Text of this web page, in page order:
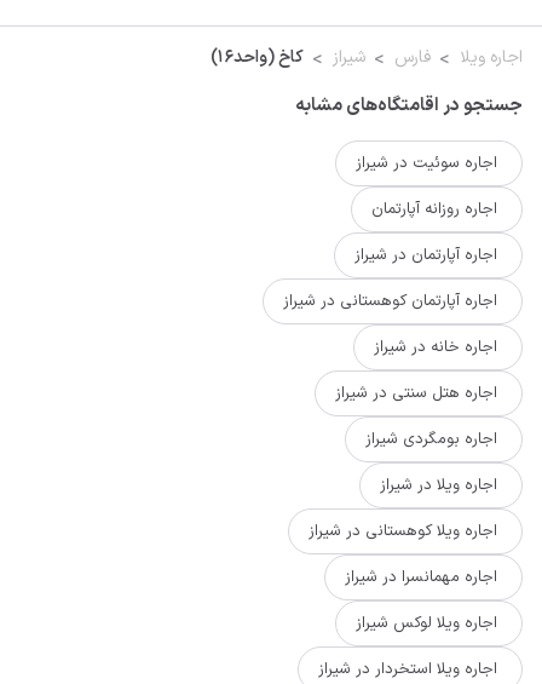
اجاره ویلا فارس شیراز کاخ (واحد۱۶)
جستجو در اقامتگاه‌های مشابه
اجاره سوئیت در شیراز
اجاره روزانه آپارتمان
اجاره آپارتمان در شیراز
اجاره آپارتمان کوهستانی در شیراز
اجاره خانه در شیراز
اجاره هتل سنتی در شیراز
اجاره بومگردی شیراز
اجاره ویلا در شیراز
اجاره ویلا کوهستانی در شیراز
اجاره مهمانسرا در شیراز
اجاره ویلا لوکس شیراز
اجاره ویلا استخردار در شیراز